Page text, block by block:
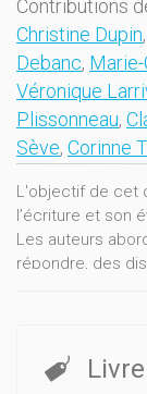
Contributions
Christine Dupin,
Debanc,
Véronique
Plissonneau,
Sève, Corinne
L'objectif de cet
l’écriture et son
Les auteurs
répondre, des
formation ou en
concevoir des